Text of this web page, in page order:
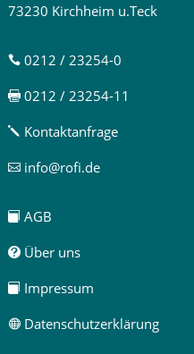
73230 Kirchheim u.Teck
0212 / 23254-0
0212 / 23254-11
j Kontaktanfrage
info@rofi.de
 AGB
Über uns
 Impressum
Datenschutzerklärung